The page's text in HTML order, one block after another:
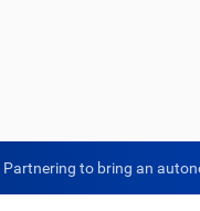
Partnering to bring an